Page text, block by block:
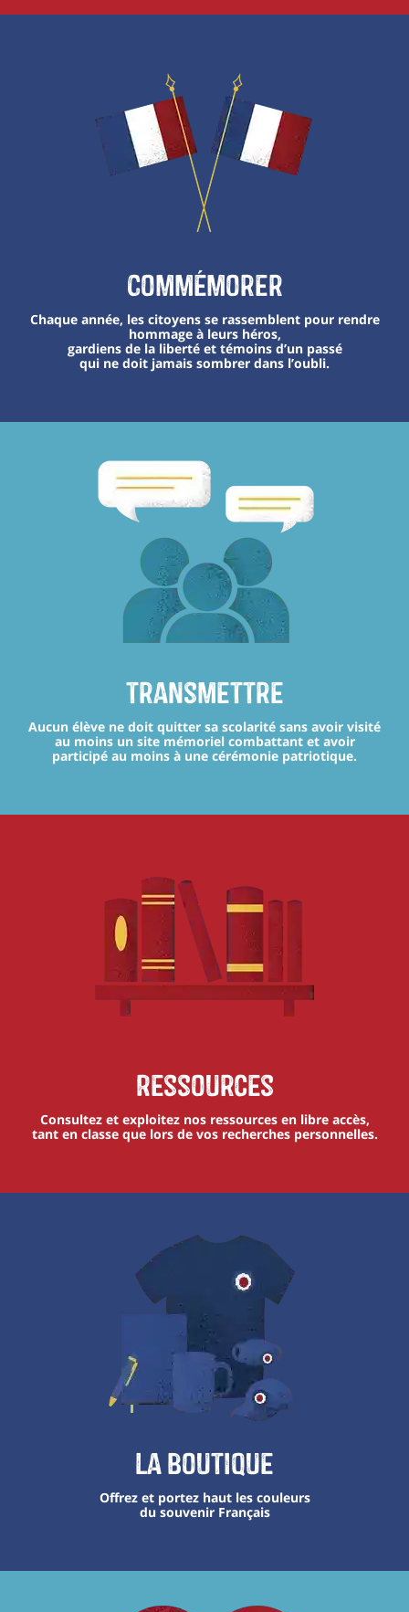
Commémorer
Chaque année, les citoyens se rassemblent pour rendre
hommage à leurs héros,
gardiens de la liberté et témoins d’un passé
qui ne doit jamais sombrer dans l’oubli.
transmettre
Aucun élève ne doit quitter sa scolarité sans avoir visité
au moins un site mémoriel combattant et avoir
participé au moins à une cérémonie patriotique.
Ressources
Consultez et exploitez nos ressources en libre accès,
tant en classe que lors de vos recherches personnelles.
La boutique
Offrez et portez haut les couleurs
du souvenir Français